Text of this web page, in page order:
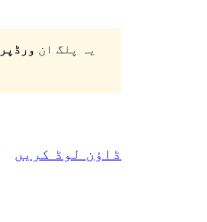
یہ پلگ ان ورڈپریس کے
ڈاؤن لوڈ کریں